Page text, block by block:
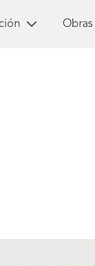
Obras